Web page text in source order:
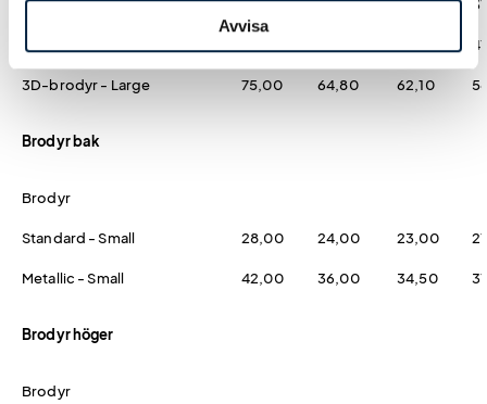
Avvisa
3D-brodyr - Small 50,00 43,20 41,40
3D-brodyr - Large 75,00 64,80 62,10
Brodyr bak
Brodyr
Standard - Small 28,00 24,00 23,00
Metallic - Small 42,00 36,00 34,50
Brodyr höger
Brodyr